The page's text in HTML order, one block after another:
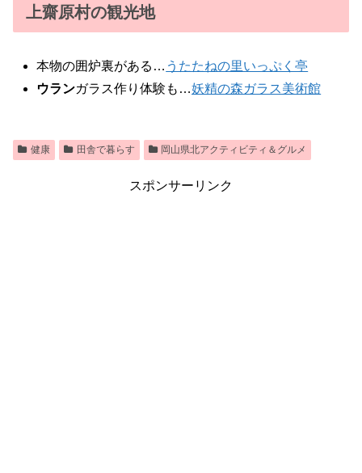
上齋原村の観光地
本物の囲炉裏がある… うたたねの里いっぷく亭
ウランガラス作り体験も…妖精の森ガラス美術館
健康 田舎で暮らす 岡山県北アクティビティ＆グルメ
スポンサーリンク